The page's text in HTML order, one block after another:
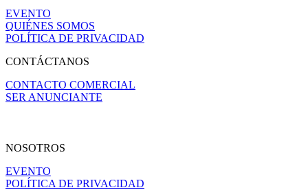
EVENTO
QUIÉNES SOMOS
POLÍTICA DE PRIVACIDAD
CONTÁCTANOS
CONTACTO COMERCIAL
SER ANUNCIANTE
NOSOTROS
EVENTO
POLÍTICA DE PRIVACIDAD